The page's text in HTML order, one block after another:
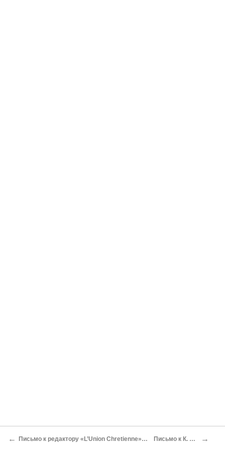
← Письмо к редактору «L’Union Chretienne» о значении слов: «Кафолический» и «Соборный» по поводу речи иезуита отца Гагарина. 1860 Письмо к К. С. Аксакову о молитве и о чудесах →